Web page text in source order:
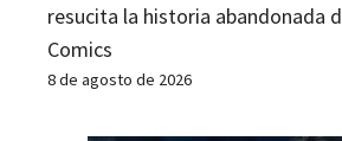
resucita la historia abandonada
Comics
8 de agosto de 2026